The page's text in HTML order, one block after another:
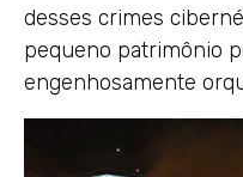
desses crimes
pequeno patrimônio
engenhosamente